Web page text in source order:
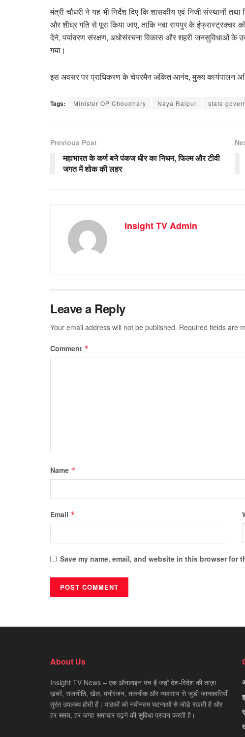
मंत्री चौधरी ने यह भी निर्देश दिए कि शासकीय एवं निजी संस्थानों तथा
और शीघ्र गति से पूरा किया जाए, ताकि नवा रायपुर के
देने, पर्यावरण संरक्षण, अधोसंरचना विकास और शहरी जनसुविधाओं के
गया।
इस अवसर पर प्राधिकरण के चेयरमैन अंकित आनंद, मुख्य कार्यपालन
Tags: Minister OP Choudhary Naya Raipur state
Previous Post
महाभारत के कर्ण बने पंकज धीर का निधन, फिल्म और टीवी
जगत में शोक की लहर
Insight TV Admin
Leave a Reply
Your email address will not be published. Required fields are
Comment *
Name *
Email *
Save my name, email, and website in this browser for
About Us
Insight TV News – एक ऑनलाइन मंच है जहाँ देश-विदेश की ताज़ा
ख़बरें, राजनीति, खेल, मनोरंजन, तकनीक और व्यवसाय से जुड़ी जानकारियाँ
तुरंत उपलब्ध होती हैं। पाठकों को नवीनतम घटनाओं से जोड़े रखती है और
हर समय, हर जगह समाचार पढ़ने की सुविधा प्रदान करती है।